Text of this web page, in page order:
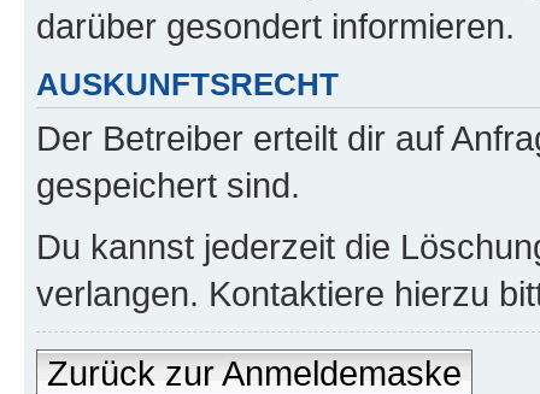
darüber gesondert informieren.
AUSKUNFTSRECHT
Der Betreiber erteilt dir auf
gespeichert sind.
Du kannst jederzeit die
verlangen. Kontaktiere hierzu
Zurück zur Anmeldemaske